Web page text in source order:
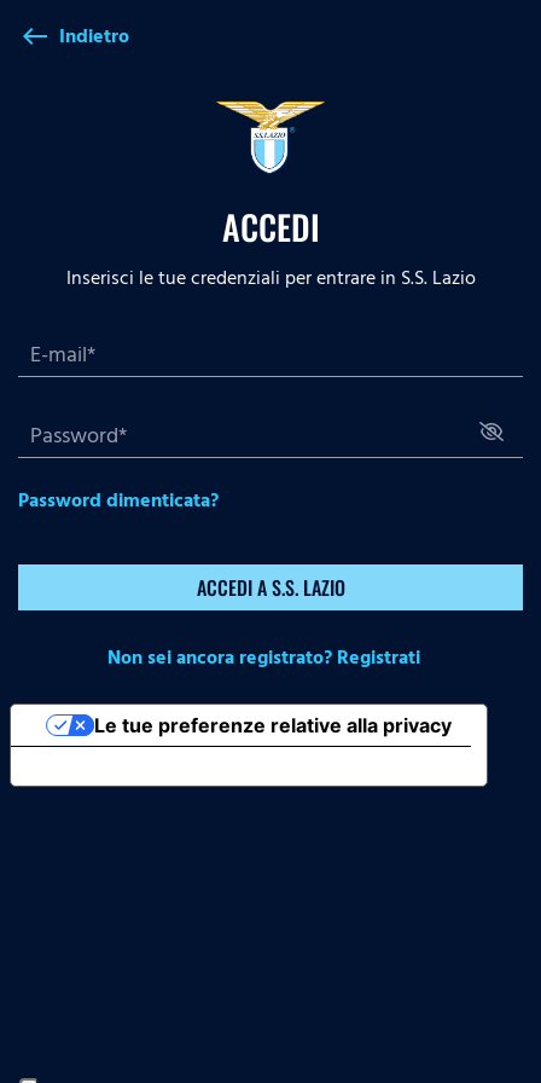
west Indietro
ACCEDI
Inserisci le tue credenziali per entrare in S.S. Lazio
Password dimenticata?
ACCEDI A S.S. LAZIO
Non sei ancora registrato? Registrati
Le tue preferenze relative alla privacy